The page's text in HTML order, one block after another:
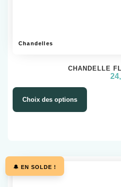
Chandelles
CHANDELLE
Choix des options
🔔 EN SOLDE !